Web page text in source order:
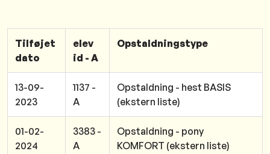
Tilføjet
dato
elev
id - A
Opstaldningstype
13-09-
2023
1137 -
A
Opstaldning - hest BASIS
(ekstern liste)
01-02-
2024
3383 -
A
Opstaldning - pony
KOMFORT (ekstern liste)